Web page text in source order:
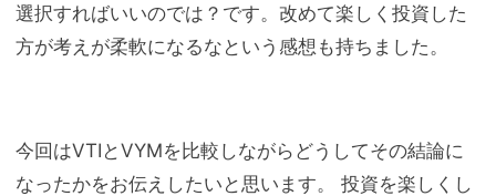
選択すればいいのでは？です。改めて楽しく投資した
方が考えが柔軟になるなという感想も持ちました。
今回はVTIとVYMを比較しながらどうしてその結論に
なったかをお伝えしたいと思います。 投資を楽しくし